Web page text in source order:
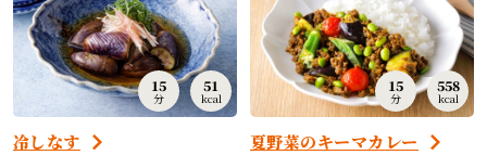
15
分
51
kcal
冷しなす
15
分
558
kcal
夏野菜のキーマカレー